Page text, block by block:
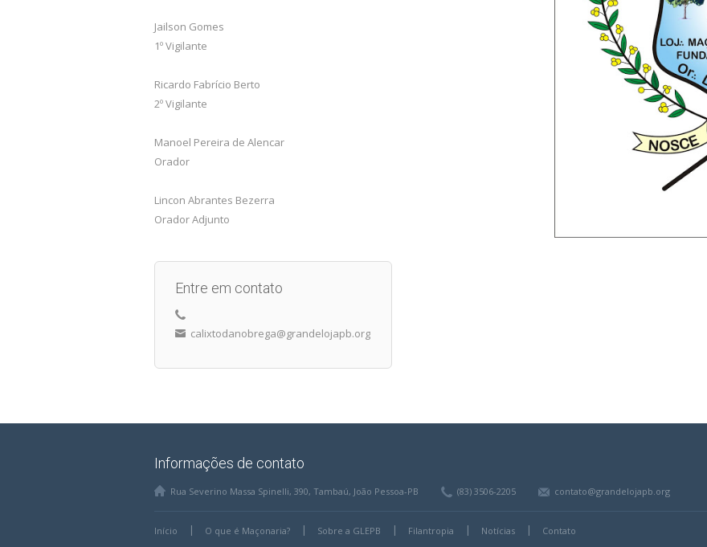
Jailson Gomes
1º Vigilante
Ricardo Fabrício Berto
2º Vigilante
Manoel Pereira de Alencar
Orador
Lincon Abrantes Bezerra
Orador Adjunto
Entre em contato
calixtodanobrega@grandelojapb.org
Informações de contato
Rua Severino Massa Spinelli, 390, Tambaú, João Pessoa-PB (83) 3506-2205 contato@grandelojapb.org
Início O que é Maçonaria? Sobre a GLEPB Filantropia Notícias Contato